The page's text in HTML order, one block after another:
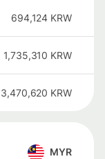
694,124 KRW
1,735,310 KRW
3,470,620 KRW
MYR